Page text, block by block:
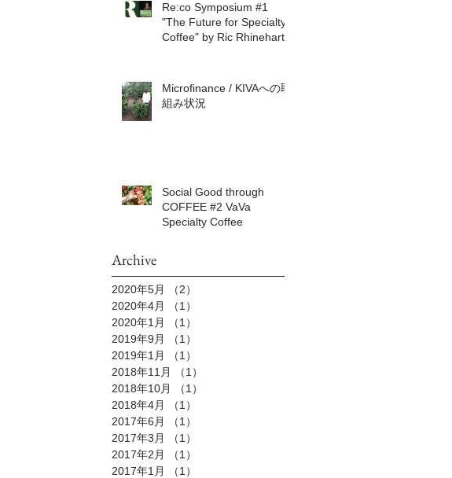
Re:co Symposium #1
"The Future for Specialty
Coffee" by Ric Rhinehart
Microfinance / KIVAへの取
組み状況
Social Good through
COFFEE #2 VaVa
Specialty Coffee
Archive
2020年5月 （2）
2020年4月
（1）
2020年1月
（1）
2019年9月
（1）
2019年1月
（1）
2018年11月
（1）
2018年10月
（1）
2018年4月
（1）
2017年6月
（1）
2017年3月
（1）
2017年2月
（1）
2017年1月
（1）